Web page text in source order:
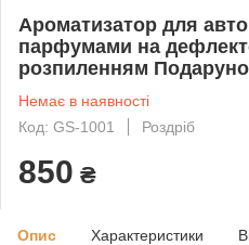
Ароматизатор для
парфумами на
розпиленням
Немає в наявності
Код: GS-1001
Роздріб
850 ₴
Опис Характеристики